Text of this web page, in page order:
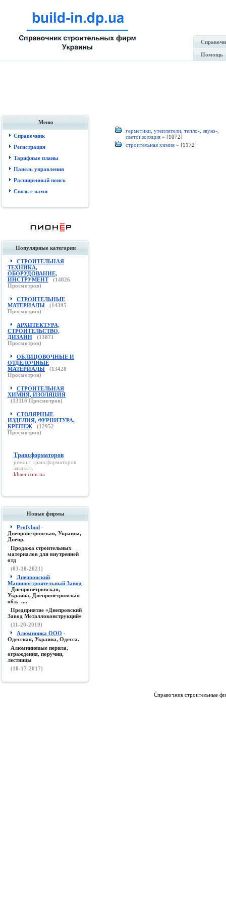
Помощь
Меню
Справочник
Регистрация
Тарифные планы
Панель управления
Расширенный поиск
Связь с нами
Популярные категории
СТРОИТЕЛЬНАЯ
ТЕХНИКА,
ОБОРУДОВАНИЕ,
ИНСТРУМЕНТ
(14826
Просмотров)
СТРОИТЕЛЬНЫЕ
МАТЕРИАЛЫ
(14395
Просмотров)
АРХИТЕКТУРА,
СТРОИТЕЛЬСТВО,
ДИЗАЙН
(13871
Просмотров)
ОБЛИЦОВОЧНЫЕ И
ОТДЕЛОЧНЫЕ
МАТЕРИАЛЫ
(13428
Просмотров)
СТРОИТЕЛЬНАЯ
ХИМИЯ, ИЗОЛЯЦИЯ
(13116 Просмотров)
СТОЛЯРНЫЕ
ИЗДЕЛИЯ, ФУРНИТУРА,
КРЕПЕЖ
(12952
Просмотров)
Трансформаторов
ремонт трансформаторов
заказать
khaer.com.ua
Новые фирмы
Profybud -
Днепропетровская, Украина,
Днепр.
Продажа строительных
материалов для внутренней
отд
(03-18-2021)
Днепровский
Машиностроительный Завод
- Днепропетровская,
Украина, Днепропетровская
обл. ....
Предприятие «Днепровский
Завод Металлоконструкций»
(11-20-2019)
Алюминика ООО -
Одесская, Украина, Одесса.
Алюминиевые перила,
ограждения, поручни,
лестницы
(10-17-2017)
герметики, утеплители, тепло-, звуко-,
светоизоляция» [1072]
строительная химия » [1172]
Справочник строительные